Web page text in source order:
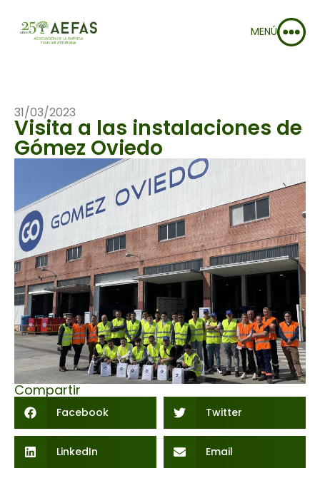
MENÚ
31/03/2023
Visita a las instalaciones de
Gómez Oviedo
Compartir
Facebook Twitter
LinkedIn Email